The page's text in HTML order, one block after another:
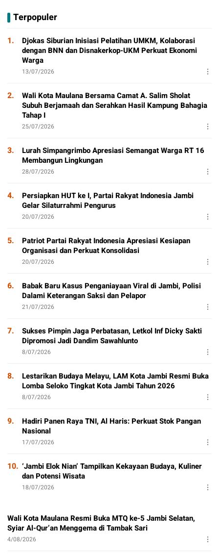
Sorotan
Terpopuler
1.
Djokas Siburian Inisiasi Pelatihan UMKM, Kolaborasi
dengan BNN dan Disnakerkop-UKM Perkuat Ekonomi
Warga
13/07/2026
2.
Wali Kota Maulana Bersama Camat A. Salim Sholat
Subuh Berjamaah dan Serahkan Hasil Kampung Bahagia
Tahap I
25/07/2026
3.
Lurah Simpangrimbo Apresiasi Semangat Warga RT 16
Membangun Lingkungan
28/07/2026
4.
Persiapkan HUT ke I, Partai Rakyat Indonesia Jambi
Gelar Silaturrahmi Pengurus
20/07/2026
5.
Patriot Partai Rakyat Indonesia Apresiasi Kesiapan
Organisasi dan Perkuat Konsolidasi
20/07/2026
6.
Babak Baru Kasus Penganiayaan Viral di Jambi, Polisi
Dalami Keterangan Saksi dan Pelapor
21/07/2026
7.
Sukses Pimpin Jaga Perbatasan, Letkol Inf Dicky Sakti
Dipromosi Jadi Dandim Sawahlunto
8/07/2026
8.
Lestarikan Budaya Melayu, LAM Kota Jambi Resmi Buka
Lomba Seloko Tingkat Kota Jambi Tahun 2026
8/07/2026
9.
Hadiri Panen Raya TNI, Al Haris: Perkuat Stok Pangan
Nasional
17/07/2026
10. ‘Jambi Elok Nian’ Tampilkan Kekayaan Budaya, Kuliner
dan Potensi Wisata
18/07/2026
Wali Kota Maulana Resmi Buka MTQ ke-5 Jambi Selatan,
Syiar Al-Qur’an Menggema di Tambak Sari
4/08/2026